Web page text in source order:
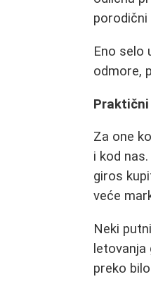
porodični
Eno selo
odmore,
Za one
i kod
giros
veće
Neki
preko